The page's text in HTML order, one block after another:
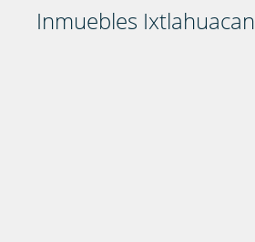
Inmuebles Ixtlahuacan